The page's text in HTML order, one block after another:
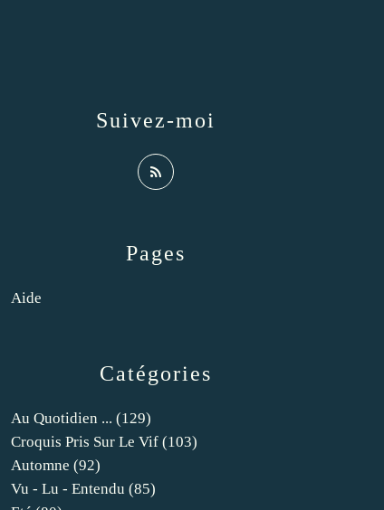
Catégories
Au Quotidien ... (129)
Croquis Pris Sur Le Vif (103)
Automne (92)
Vu - Lu - Entendu (85)
Pages
Aide
Suivez-moi